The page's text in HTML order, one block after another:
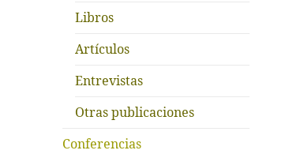
Libros
Artículos
Entrevistas
Otras publicaciones
Conferencias